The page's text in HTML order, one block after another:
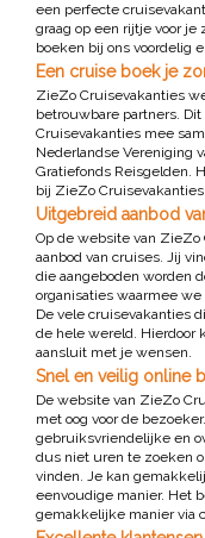
een perfecte
graag op een rijtje voor
boeken bij ons voordelig
Een cruise boek je
ZieZo Cruisevakanties
betrouwbare partners.
Cruisevakanties mee
Nederlandse Vereniging
Gratiefonds Reisgelden.
bij ZieZo Cruisevakanties.
Uitgebreid aanbod
Op de website van
aanbod van cruises. Jij
die aangeboden worden
organisaties waarmee
De vele cruisevakanties
de hele wereld. Hierdoor
aansluit met je wensen.
Snel en veilig online
De website van ZieZo
met oog voor de
gebruiksvriendelijke en
dus niet uren te zoeken
vinden. Je kan
eenvoudige manier. Het
gemakkelijke manier via